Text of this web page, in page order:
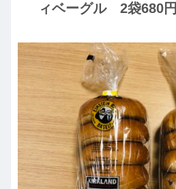
ィベーグル 2袋680円